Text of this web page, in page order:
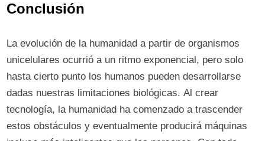
Conclusión
La evolución de la humanidad a partir de organismos
unicelulares ocurrió a un ritmo exponencial, pero solo
hasta cierto punto los humanos pueden desarrollarse
dadas nuestras limitaciones biológicas. Al crear
tecnología, la humanidad ha comenzado a trascender
estos obstáculos y eventualmente producirá máquinas